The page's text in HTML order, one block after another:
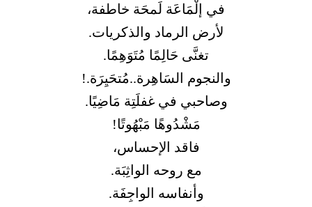
في إلْمَاعَة لَمحَة خاطفة،
لأرض الرماد والذكريات.
تغنَّى حَالِمًا مُتَوَهِمًا.
والنجوم السَاهِرة..مُتحَيِرَة.!
وصاحبي في غفلَتِة مَاضِيًا.
مَشْدُوهًا مَبْهُوتًا!
فاقد الإحساس،
مع روحه الواثِبَة.
وأنفاسه الواجِفَة.